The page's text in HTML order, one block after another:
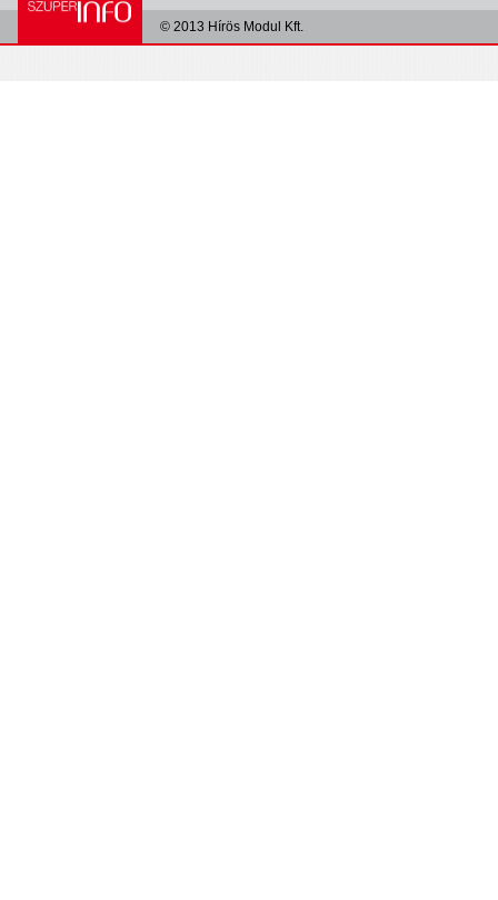
© 2013 Hírös Modul Kft.